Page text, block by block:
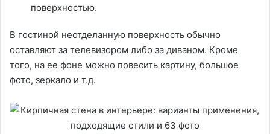
поверхностью.
В гостиной неотделанную поверхность обычно
оставляют за телевизором либо за диваном. Кроме
того, на ее фоне можно повесить картину, большое
фото, зеркало и т.д.